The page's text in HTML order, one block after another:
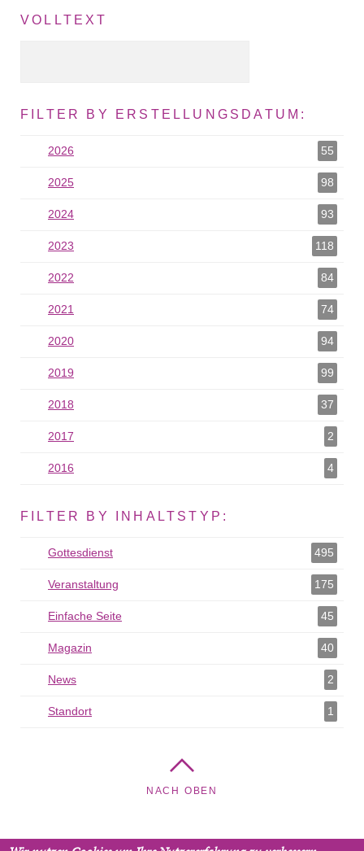
VOLLTEXT
FILTER BY ERSTELLUNGSDATUM:
2026 55
2025 98
2024 93
2023 118
2022 84
2021 74
2020 94
2019 99
2018 37
2017 2
2016 4
FILTER BY INHALTSTYP:
Gottesdienst 495
Veranstaltung 175
Einfache Seite 45
Magazin 40
News 2
Standort 1
NACH OBEN